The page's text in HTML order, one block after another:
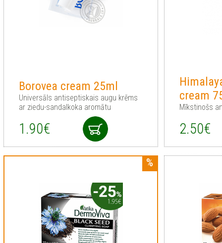
Borovea cream 25ml
Universāls antiseptiskais augu krēms
ar ziedu-sandalkoka aromātu
1.90€
cream
Mīkstinošs
2.50€